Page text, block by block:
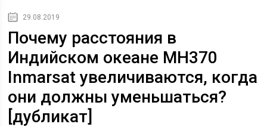
29.08.2019
Почему расстояния в
Индийском океане MH370
Inmarsat увеличиваются, когда
они должны уменьшаться?
[дубликат]